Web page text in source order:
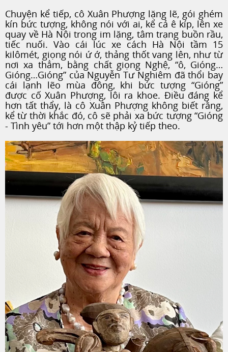
Chuyện kể tiếp, cô Xuân Phượng lặng lẽ, gói ghém
kín bức tượng, không nói với ai, kể cả ê kíp, lên xe
quay về Hà Nội trong im lặng, tâm trạng buồn rầu,
tiếc nuối. Vào cái lúc xe cách Hà Nội tầm 15
kilômét, giọng nói ứ ớ, thảng thốt vang lên, như từ
nơi xa thẳm, bằng chất giọng Nghệ, “ô, Gióng…
Gióng…Gióng” của Nguyễn Tư Nghiêm đã thổi bay
cái lạnh lẽo mùa đông, khi bức tượng “Gióng”
được cố Xuân Phượng, lôi ra khoe. Điều đáng kể
hơn tất thẩy, là cô Xuân Phượng không biết rằng,
kể từ thời khắc đó, cô sẽ phải xa bức tượng “Gióng
- Tình yêu” tới hơn một thập kỷ tiếp theo.